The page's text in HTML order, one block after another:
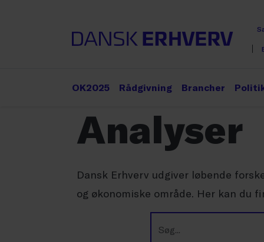
OK2025 Rådgivning Brancher
Analyser
Dansk Erhverv udgiver løbende
og økonomiske område. Her kan du